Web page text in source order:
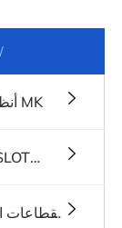
أنظمة الأرفف الشمسية MK